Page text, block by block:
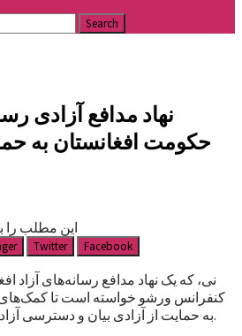
نهاد مدافع آزادی
حکومت افغانستان به
این مطلب را
Twitter Facebook
نی، که یک نهاد مدافع رسانه‌های آزاد
کنفرانس ورشو خواسته است تا کمک‌های
به حمایت از آزادی بیان و دسترسی آزاد به اطلاعات مشروط شود.